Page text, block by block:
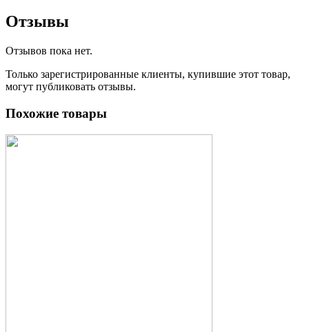
Отзывы
Отзывов пока нет.
Только зарегистрированные клиенты, купившие этот товар,
могут публиковать отзывы.
Похожие товары